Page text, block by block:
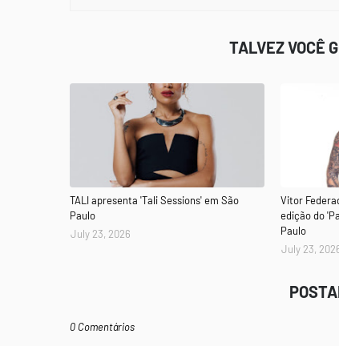
TALVEZ VOCÊ
TALI apresenta 'Tali Sessions' em São
Paulo
July 23, 2026
Vitor
edição do
Paulo
July 23,
0 Comentários